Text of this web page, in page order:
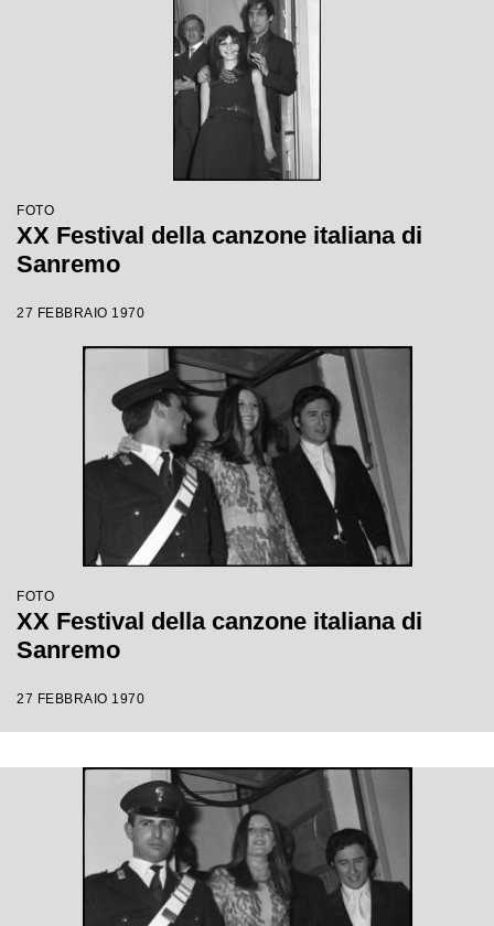
FOTO
XX Festival della canzone italiana di
Sanremo
27 FEBBRAIO 1970
FOTO
XX Festival della canzone italiana di
Sanremo
27 FEBBRAIO 1970